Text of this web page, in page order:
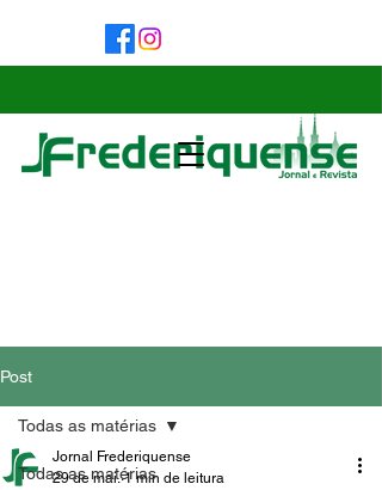
Post
Todas as matérias
Todas as matérias
Jornal Frederiquense
29 de mai. 1 min de leitura